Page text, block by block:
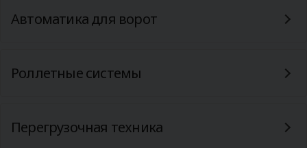
Автоматика для ворот
Роллетные системы
Перегрузочная техника